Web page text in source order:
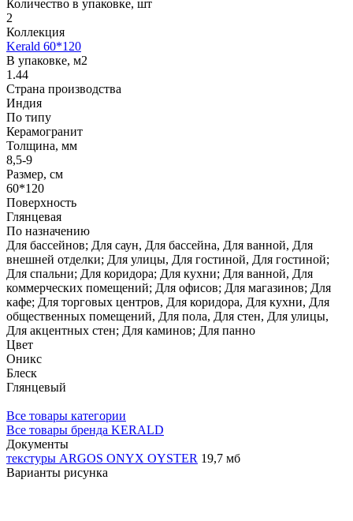
Количество в упаковке, шт
2
Коллекция
Kerald 60*120
В упаковке, м2
1.44
Страна производства
Индия
По типу
Керамогранит
Толщина, мм
8,5-9
Размер, см
60*120
Поверхность
Глянцевая
По назначению
Для бассейнов; Для саун, Для бассейна, Для ванной, Для
внешней отделки; Для улицы, Для гостиной, Для гостиной;
Для спальни; Для коридора; Для кухни; Для ванной, Для
коммерческих помещений; Для офисов; Для магазинов; Для
кафе; Для торговых центров, Для коридора, Для кухни, Для
общественных помещений, Для пола, Для стен, Для улицы,
⁠Для акцентных стен; Для каминов; Для панно
Цвет
Оникс
Блеск
Глянцевый
Все товары категории
Все товары бренда KERALD
Документы
текстуры ARGOS ONYX OYSTER 19,7 мб
Варианты рисунка